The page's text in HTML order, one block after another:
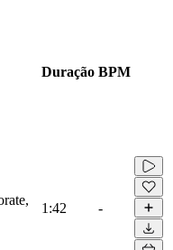
Duração BPM
1:42 -